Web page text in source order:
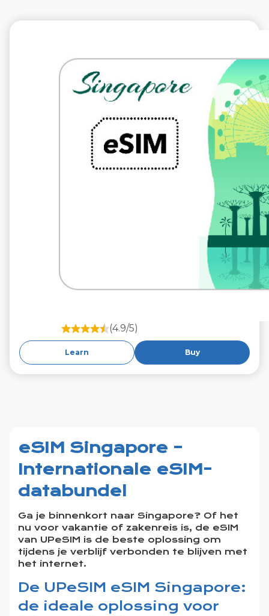
10 GB
30 dagen
Roaming on
Singtel
(4.9/5)
Learn Buy
eSIM Singapore –
Internationale eSIM-
databundel
Ga je binnenkort naar Singapore? Of het
nu voor vakantie of zakenreis is, de eSIM
van UPeSIM is de beste oplossing om
tijdens je verblijf verbonden te blijven met
het internet.
De UPeSIM eSIM Singapore:
de ideale oplossing voor